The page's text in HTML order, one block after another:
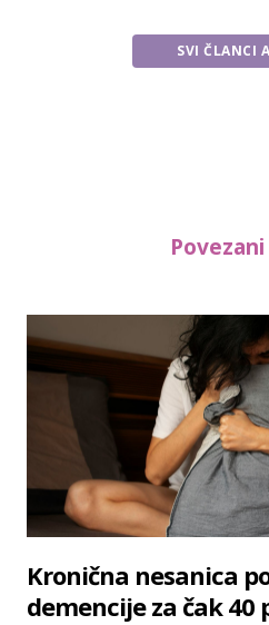
SVI ČLANCI
Kronična nesanica
demencije za čak 40